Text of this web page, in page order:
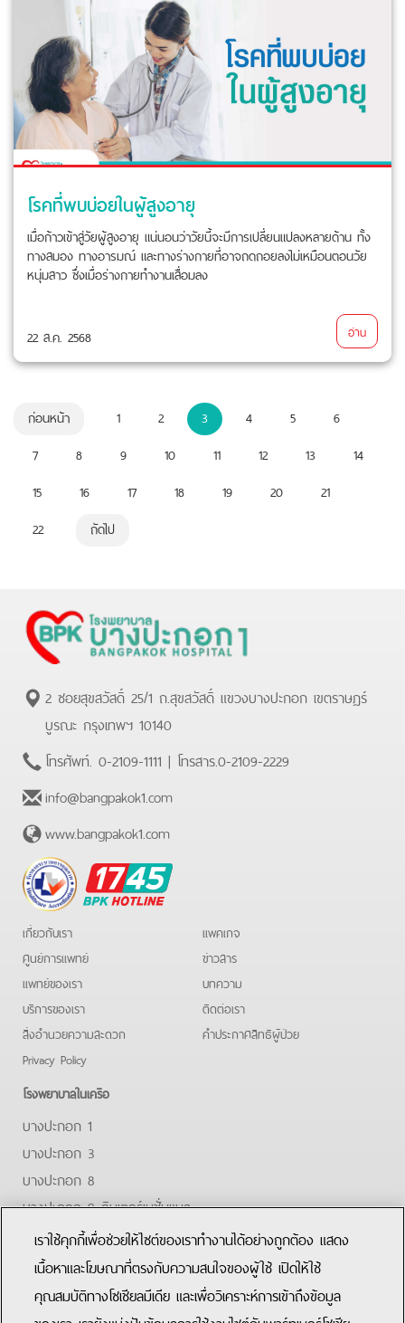
โรคที่พบบ่อยในผู้สูงอายุ
เมื่อก้าวเข้าสู่วัยผู้สูงอายุ แน่นอนว่าวัยนี้จะมีการเปลี่ยนแปลงหลายด้าน ทั้ง
ทางสมอง ทางอารมณ์ และทางร่างกายที่อาจถดถอยลงไม่เหมือนตอนวัย
หนุ่มสาว ซึ่งเมื่อร่างกายทำงานเสื่อมลง
22 ส.ค. 2568 อ่าน
ก่อนหน้า 1 2 3 4 5
6
7
8 9 10 11 12 13
14
15
16 17 18 19 20
21
22
ถัดไป
2 ซอยสุขสวัสดิ์ 25/1 ถ.สุขสวัสดิ์ แขวงบางปะกอก เขตราษฏร์
บูรณะ กรุงเทพฯ 10140
โทรศัพท์. 0-2109-1111 | โทรสาร.0-2109-2229
info@bangpakok1.com
www.bangpakok1.com
BPK
Hotline
เกี่ยวกับเรา
ศูนย์การแพทย์
แพทย์ของเรา
บริการของเรา
สิ่งอำนวยความสะดวก
Privacy Policy
แพคเกจ
ข่าวสาร
บทความ
ติดต่อเรา
คําประกาศสิทธิผู้ป่วย
โรงพยาบาลในเครือ
บางปะกอก 1
บางปะกอก 3
บางปะกอก 8
บางปะกอก 9 อินเตอร์เนชั่นแนล
ปิยะเวท
บางปะกอก-รังสิต 2
FacebookYoutubeLine
เราใช้คุกกี้เพื่อช่วยให้ไซต์ของเราทำงานได้อย่างถูกต้อง แสดง
เนื้อหาและโฆษณาที่ตรงกับความสนใจของผู้ใช้ เปิดให้ใช้
คุณสมบัติทางโซเชียลมีเดีย และเพื่อวิเคราะห์การเข้าถึงข้อมูล